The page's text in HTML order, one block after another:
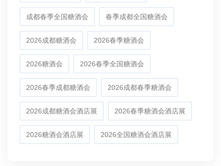
成都春季全国糖酒会 春季成都全国糖酒会
2026成都糖酒会 2026春季糖酒会
2026糖酒会 2026春季全国糖酒会
2026春季成都糖酒会 2026成都春季糖酒会
2026成都糖酒会酒店展 2026春季糖酒会酒店展
2026糖酒会酒店展 2026全国糖酒会酒店展